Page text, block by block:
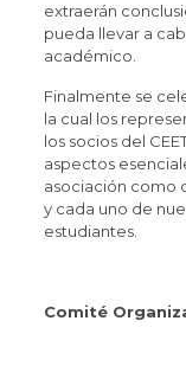
extraerán
pueda llevar a
académico.
Finalmente se
la cual los
los socios del
aspectos
asociación como
y cada uno de
estudiantes.
Comité